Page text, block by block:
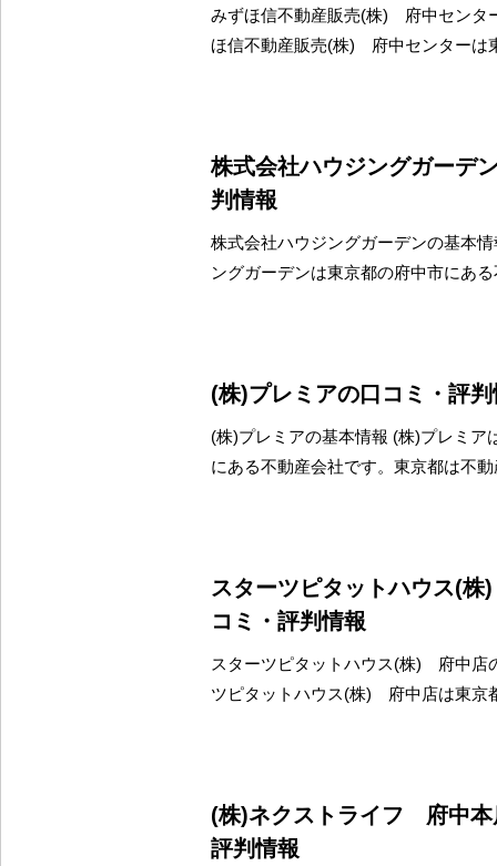
みずほ信不動産販売(株) 府中センタ
ほ信不動産販売(株) 府中センターは
株式会社ハウジングガーデ
判情報
株式会社ハウジングガーデンの基本
ングガーデンは東京都の府中市にあ
(株)プレミアの口コミ・評
(株)プレミアの基本情報 (株)プレミア
にある不動産会社です。東京都は不
スターツピタットハウス(
コミ・評判情報
スターツピタットハウス(株) 府中店
ツピタットハウス(株) 府中店は東京
(株)ネクストライフ 府中本
評判情報